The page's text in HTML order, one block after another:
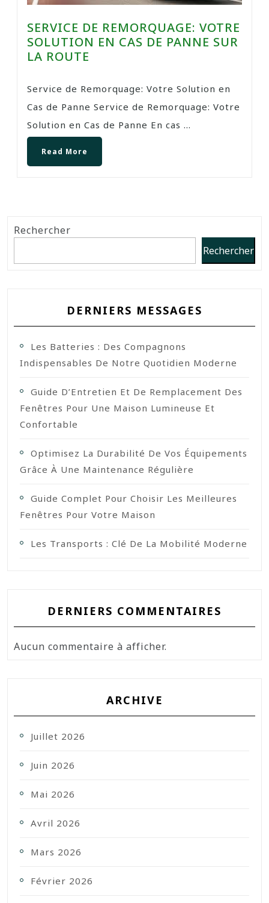
SERVICE DE REMORQUAGE: VOTRE
SOLUTION EN CAS DE PANNE SUR
LA ROUTE
Service de Remorquage: Votre Solution en
Cas de Panne Service de Remorquage: Votre
Solution en Cas de Panne En cas ...
Read More
Rechercher
Rechercher
DERNIERS MESSAGES
Les Batteries : Des Compagnons
Indispensables De Notre Quotidien Moderne
Guide D’Entretien Et De Remplacement Des
Fenêtres Pour Une Maison Lumineuse Et
Confortable
Optimisez La Durabilité De Vos Équipements
Grâce À Une Maintenance Régulière
Guide Complet Pour Choisir Les Meilleures
Fenêtres Pour Votre Maison
Les Transports : Clé De La Mobilité Moderne
DERNIERS COMMENTAIRES
Aucun commentaire à afficher.
ARCHIVE
Juillet 2026
Juin 2026
Mai 2026
Avril 2026
Mars 2026
Février 2026